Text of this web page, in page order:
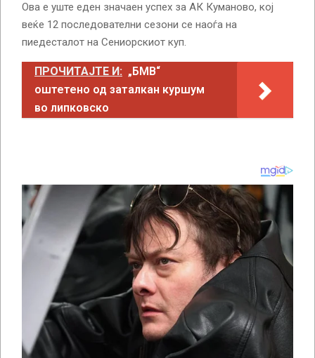
Ова е уште еден значаен успех за АК Куманово, кој
веќе 12 последователни сезони се наоѓа на
пиедесталот на Сениорскиот куп.
ПРОЧИТАЈТЕ И: „БМВ“
оштетено од заталкан куршум
во липковско